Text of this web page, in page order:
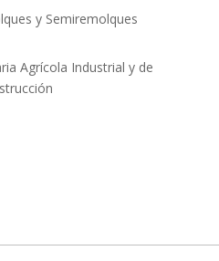
y Semiremolques
Agrícola Industrial y de